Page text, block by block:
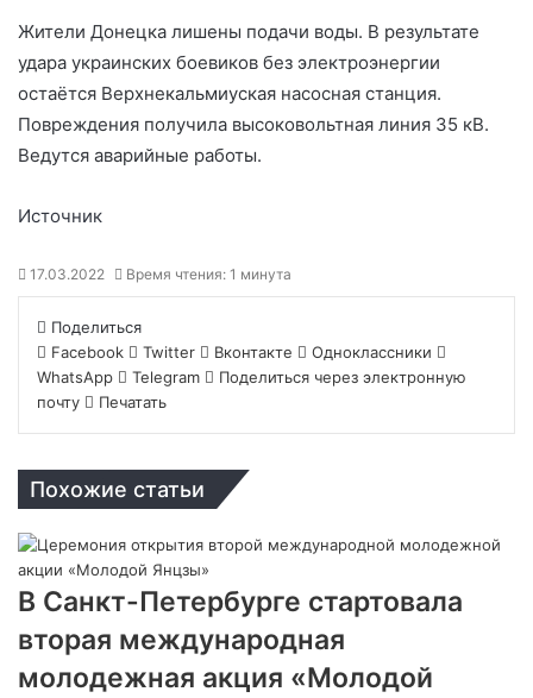
Жители Донецка лишены подачи воды. В результате
удара украинских боевиков без электроэнергии
остаётся Верхнекальмиуская насосная станция.
Повреждения получила высоковольтная линия 35 кВ.
Ведутся аварийные работы.
Источник
17.03.2022 Время чтения: 1 минута
Поделиться
Facebook
Twitter Вконтакте
Одноклассники
WhatsApp
Telegram
Поделиться через электронную
почту
Печатать
Похожие статьи
В Санкт-Петербурге стартовала
вторая международная
молодежная акция «Молодой